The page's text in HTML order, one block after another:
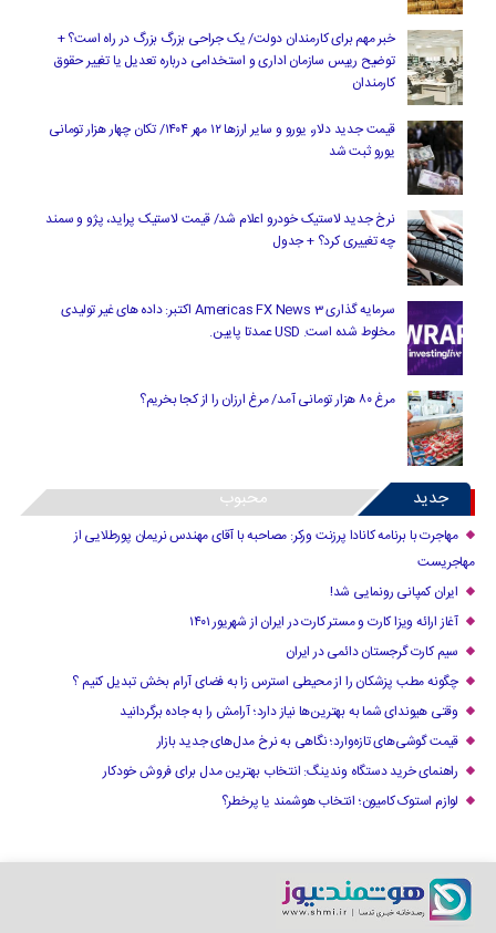
خبر مهم برای کارمندان دولت/ یک جراحی بزرگ بزرگ در راه است؟ +
توضیح رییس سازمان اداری و استخدامی درباره تعدیل یا تغییر حقوق
کارمندان
قیمت جدید دلار، یورو و سایر ارزها ۱۲ مهر ۱۴۰۴/ تکان چهار هزار تومانی
یورو ثبت شد
نرخ جدید لاستیک خودرو اعلام شد/ قیمت لاستیک پراید، پژو و سمند
چه تغییری کرد؟ + جدول
سرمایه گذاری Americas FX News 3 اکتبر: داده های غیر تولیدی
مخلوط شده است. USD عمدتا پایین.
مرغ ۸۰ هزار تومانی آمد/ مرغ ارزان را از کجا بخریم؟
جدید محبوب
مهاجرت با برنامه کانادا پرزنت ورکر: مصاحبه با آقای مهندس نریمان پورطلایی از
مهاجریست
ایران کمپانی رونمایی شد!
آغاز ارائه ویزا کارت و مستر کارت در ایران از شهریور ۱۴۰۱
سیم کارت گرجستان دائمی در ایران
چگونه مطب پزشکان را از محیطی استرس زا به فضای آرام بخش تبدیل کنیم ؟
وقتی هیوندای شما به بهترین‌ها نیاز دارد؛ آرامش را به جاده برگردانید
قیمت گوشی‌های تازه‌وارد؛ نگاهی به نرخ مدل‌های جدید بازار
راهنمای خرید دستگاه وندینگ: انتخاب بهترین مدل برای فروش خودکار
لوازم استوک کامیون؛ انتخاب هوشمند یا پرخطر؟